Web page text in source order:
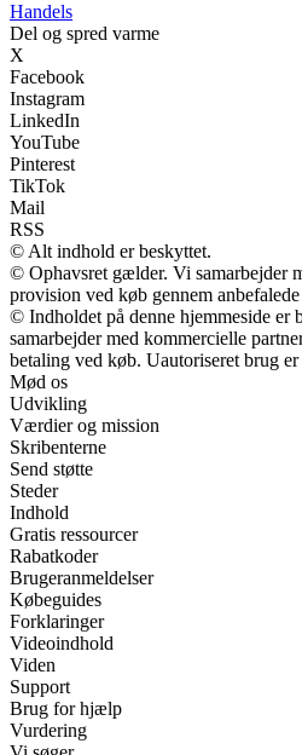
Handels
Del og spred varme
X
Facebook
Instagram
LinkedIn
YouTube
Pinterest
TikTok
Mail
RSS
© Alt indhold er beskyttet.
© Ophavsret gælder. Vi samarbejder
provision ved køb gennem
© Indholdet på denne hjemmeside er
samarbejder med kommercielle
betaling ved køb. Uautoriseret brug
Mød os
Udvikling
Værdier og mission
Skribenterne
Send støtte
Steder
Indhold
Gratis ressourcer
Rabatkoder
Brugeranmeldelser
Købeguides
Forklaringer
Videoindhold
Viden
Support
Brug for hjælp
Vurdering